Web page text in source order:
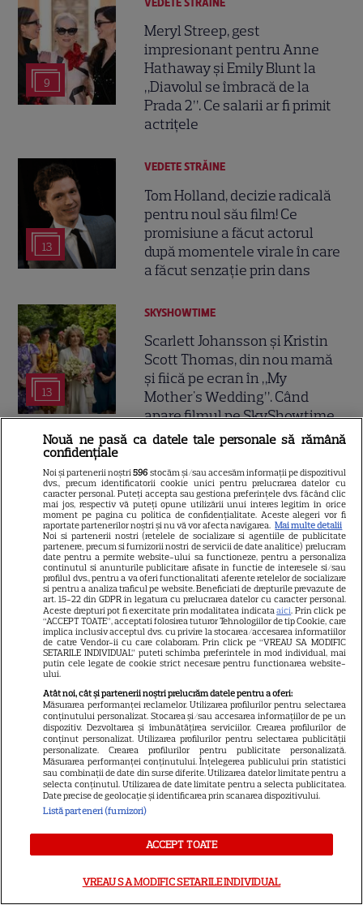
9
VEDETE STRĂINE
Meryl Streep, gest
impresionant pentru Anne
Hathaway și Emily Blunt la
„Diavolul se îmbracă de la
Prada 2”. Ce salarii ar fi primit
actrițele
13
VEDETE STRĂINE
Tom Holland, decizie radicală
pentru noul său film! Ce
promisiune a făcut actorul
după momentele virale în care
a făcut senzație prin dans
13
SKYSHOWTIME
Scarlett Johansson și Kristin
Scott Thomas, din nou mamă
și fiică pe ecran în „My
Mother's Wedding”. Când
apare filmul pe SkyShowtime
ŞTIRI
12
VEDETE ROMÂNEŞTI
Adi Vasile, întâlnire
neașteptată în Los Angeles.
Două românce l-au făcut să se
simtă ca acasă: „Superb!”
RECOMANDĂRI
La Vuelta și US Open, vedetele
lunii august la Eurosport.
Programul competițiilor
transmise în direct
VEDETE ROMÂNEŞTI
Summer Well 2026. Unde îi pot
Nouă ne pasă ca datele tale personale să rămână
confidențiale
Noi și partenerii noștri596 stocăm și/sau accesăm informații pe dispozitivul
dvs., precum identificatorii cookie unici pentru prelucrarea datelor cu
caracter personal. Puteți accepta sau gestiona preferințele dvs. făcând clic
mai jos, respectiv vă puteți opune utilizării unui interes legitim în orice
moment pe pagina cu politica de confidențialitate. Aceste alegeri vor fi
raportate partenerilor noștri și nu vă vor afecta navigarea. Mai multe detalii
Noi si partenerii nostri (retelele de socializare si agentiile de publicitate
partenere, precum si furnizorii nostri de servicii de date analitice) prelucram
date pentru a permite website-ului sa functioneze, pentru a personaliza
continutul si anunturile publicitare afisate in functie de interesele si/sau
profilul dvs., pentru a va oferi functionalitati aferente retelelor de socializare
si pentru a analiza traficul pe website. Beneficiati de drepturile prevazute de
art. 15-22 din GDPR in legatura cu prelucrarea datelor cu caracter personal.
Aceste drepturi pot fi exercitate prin modalitatea indicataaici. Prin click pe
“ACCEPT TOATE”, acceptati folosirea tuturor Tehnologiilor de tip Cookie, care
implica inclusiv acceptul dvs. cu privire la stocarea/accesarea informatiilor
de catre Vendor-ii cu care colaboram. Prin click pe “VREAU SA MODIFIC
SETARILE INDIVIDUAL” puteti schimba preferintele in mod individual, mai
putin cele legate de cookie strict necesare pentru functionarea website-
ului.
Atât noi, cât și partenerii noștri prelucrăm datele pentru a oferi:
Măsurarea performanței reclamelor. Utilizarea profilurilor pentru selectarea
conținutului personalizat. Stocarea și/sau accesarea informațiilor de pe un
dispozitiv. Dezvoltarea și îmbunătățirea serviciilor. Crearea profilurilor de
conținut personalizat. Utilizarea profilurilor pentru selectarea publicității
personalizate. Crearea profilurilor pentru publicitate personalizată.
Măsurarea performanței conținutului. Înțelegerea publicului prin statistici
sau combinații de date din surse diferite. Utilizarea datelor limitate pentru a
selecta conținutul. Utilizarea de date limitate pentru a selecta publicitatea.
Date precise de geolocație și identificarea prin scanarea dispozitivului.
Listă parteneri (furnizori)
ACCEPT TOATE
VREAU SA MODIFIC SETARILE INDIVIDUAL